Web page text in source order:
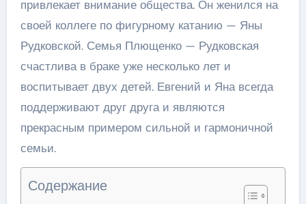
привлекает внимание общества. Он женился на
своей коллеге по фигурному катанию — Яны
Рудковской. Семья Плющенко — Рудковская
счастлива в браке уже несколько лет и
воспитывает двух детей. Евгений и Яна всегда
поддерживают друг друга и являются
прекрасным примером сильной и гармоничной
семьи.
Содержание